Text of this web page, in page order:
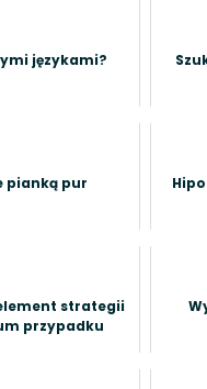
językami?
pianką pur
strategii
przypadku